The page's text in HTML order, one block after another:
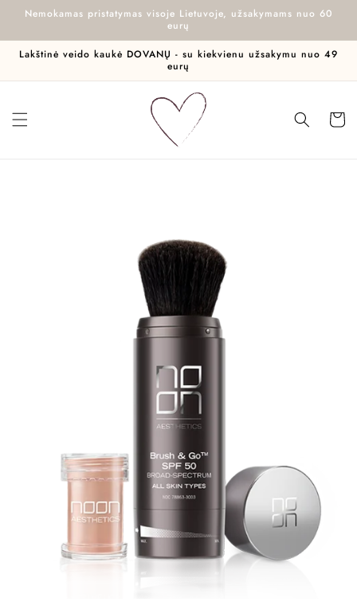
Eiti į
Nemokamas pristatymas visoje Lietuvoje, užsakymams nuo 60
eurų
Lakštinė veido kaukė DOVANŲ - su kiekvienu užsakymu nuo 49
eurų